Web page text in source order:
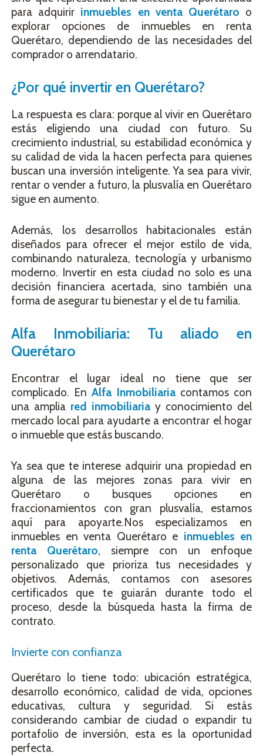
para adquirir inmuebles en venta Querétaro o
explorar opciones de inmuebles en renta
Querétaro, dependiendo de las necesidades del
comprador o arrendatario.
¿Por qué invertir en Querétaro?
La respuesta es clara: porque al vivir en Querétaro
estás eligiendo una ciudad con futuro. Su
crecimiento industrial, su estabilidad económica y
su calidad de vida la hacen perfecta para quienes
buscan una inversión inteligente. Ya sea para vivir,
rentar o vender a futuro, la plusvalía en Querétaro
sigue en aumento.
Además, los desarrollos habitacionales están
diseñados para ofrecer el mejor estilo de vida,
combinando naturaleza, tecnología y urbanismo
moderno. Invertir en esta ciudad no solo es una
decisión financiera acertada, sino también una
forma de asegurar tu bienestar y el de tu familia.
Alfa Inmobiliaria: Tu aliado en
Querétaro
Encontrar el lugar ideal no tiene que ser
complicado. EnAlfa Inmobiliariacontamos con
una amplia red inmobiliariay conocimiento del
mercado local para ayudarte a encontrar el hogar
o inmueble que estás buscando.
Ya sea que te interese adquirir una propiedad en
alguna de las mejores zonas para vivir en
Querétaro o busques opciones en
fraccionamientos con gran plusvalía, estamos
aquí para apoyarte.Nos especializamos en
inmuebles en venta Querétaro e inmuebles en
renta Querétaro, siempre con un enfoque
personalizado que prioriza tus necesidades y
objetivos. Además, contamos con asesores
certificados que te guiarán durante todo el
proceso, desde la búsqueda hasta la firma de
contrato.
Invierte con confianza
Querétaro lo tiene todo: ubicación estratégica,
desarrollo económico, calidad de vida, opciones
educativas, cultura y seguridad. Si estás
considerando cambiar de ciudad o expandir tu
portafolio de inversión, esta es la oportunidad
perfecta.